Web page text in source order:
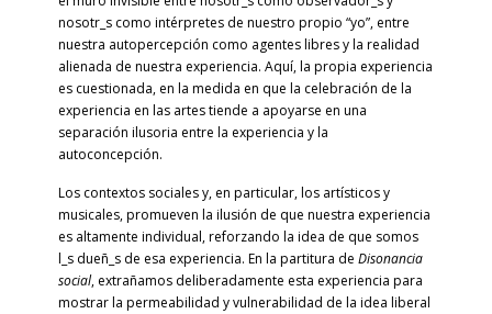
nosotr_s como intérpretes de nuestro propio “yo”, entre
nuestra autopercepción como agentes libres y la realidad
alienada de nuestra experiencia. Aquí, la propia experiencia
es cuestionada, en la medida en que la celebración de la
experiencia en las artes tiende a apoyarse en una
separación ilusoria entre la experiencia y la
autoconcepción.
Los contextos sociales y, en particular, los artísticos y
musicales, promueven la ilusión de que nuestra experiencia
es altamente individual, reforzando la idea de que somos
l_s dueñ_s de esa experiencia. En la partitura de Disonancia
social, extrañamos deliberadamente esta experiencia para
mostrar la permeabilidad y vulnerabilidad de la idea liberal